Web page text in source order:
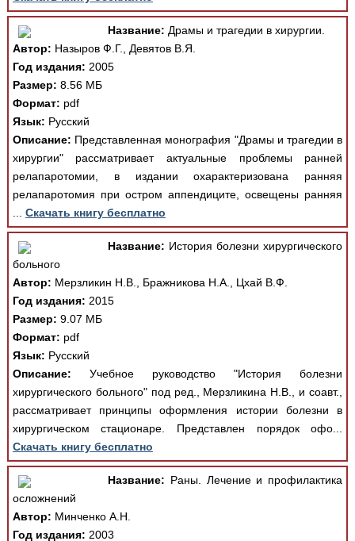
Название: Драмы и трагедии в хирургии.
Автор: Назыров Ф.Г., Девятов В.Я.
Год издания: 2005
Размер: 8.56 МБ
Формат: pdf
Язык: Русский
Описание: Представленная монография "Драмы и трагедии в
хирургии" рассматривает актуальные проблемы ранней
релапаротомии, в издании охарактеризована ранняя
релапаротомия при остром аппендиците, освещены ранняя
Скачать книгу бесплатно
Название: История болезни хирургического
больного
Автор: Мерзликин Н.В., Бражникова Н.А., Цхай В.Ф.
Год издания: 2015
Размер: 9.07 МБ
Формат: pdf
Язык: Русский
Описание: Учебное руководство "История болезни
хирургического больного" под ред., Мерзликина Н.В., и соавт.,
рассматривает принципы оформления истории болезни в
хирургическом стационаре. Представлен порядок офо...
Скачать книгу бесплатно
Название: Раны. Лечение и профилактика
осложнений
Автор: Минченко А.Н.
Год издания: 2003